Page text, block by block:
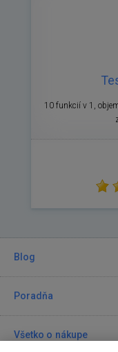
10 funkcií v 1,
Blog
Poradňa
Všetko o nákupe